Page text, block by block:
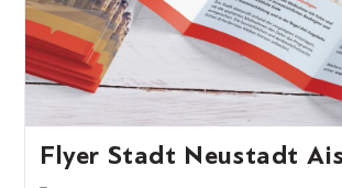
Flyer Stadt Neustadt